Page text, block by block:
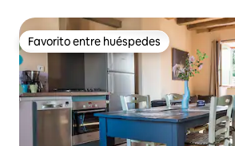
Favorito entre huéspedes
Favorito entre huéspedes